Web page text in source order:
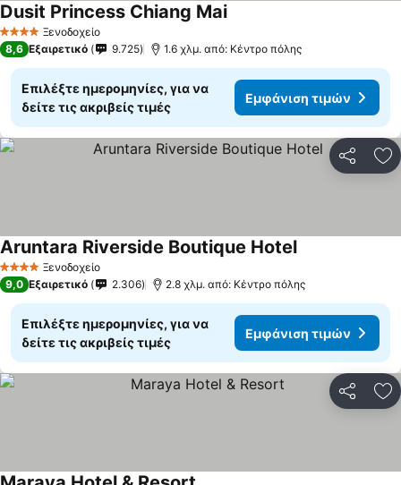
4 ΑστέριαΞενοδοχείο
Dusit Princess Chiang Mai
8,6 Εξαιρετικό 9.725 1.6 χλμ. από: Κέντρο πόλης
Επιλέξτε ημερομηνίες, για να
δείτε τις ακριβείς τιμές
Εμφάνιση τιμών
4 ΑστέριαΞενοδοχείο
Aruntara Riverside Boutique Hotel
9,0 Εξαιρετικό 2.306 2.8 χλμ. από: Κέντρο πόλης
Επιλέξτε ημερομηνίες, για να
δείτε τις ακριβείς τιμές
Εμφάνιση τιμών